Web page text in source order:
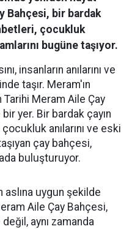
Bahçesi, bir bardak
çocukluk
bugüne taşıyor.
insanların anılarını ve
taşır. Meram'ın
Meram Aile Çay
yer. Bir bardak çayın
anılarını ve eski
çay bahçesi,
buluşturuyor.
aslına uygun şekilde
Aile Çay Bahçesi,
aynı zamanda